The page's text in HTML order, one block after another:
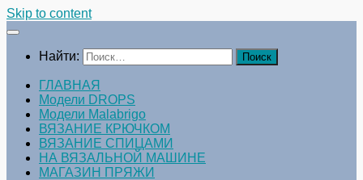
Skip to content
Найти:
ГЛАВНАЯ
Модели DROPS
Модели Malabrigo
ВЯЗАНИЕ КРЮЧКОМ
ВЯЗАНИЕ СПИЦАМИ
НА ВЯЗАЛЬНОЙ МАШИНЕ
МАГАЗИН ПРЯЖИ